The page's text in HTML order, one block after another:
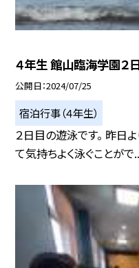
４年生 館山臨海学園２
公開日 2024/07/25
宿泊行事（４年生）
２日目の遊泳です。 昨日
て気持ちよく泳ぐことがで